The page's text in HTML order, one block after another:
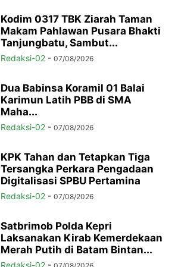
Kodim 0317 TBK Ziarah Taman
Makam Pahlawan Pusara Bhakti
Tanjungbatu, Sambut...
Redaksi-02 - 07/08/2026
Dua Babinsa Koramil 01 Balai
Karimun Latih PBB di SMA
Maha...
Redaksi-02 - 07/08/2026
KPK Tahan dan Tetapkan Tiga
Tersangka Perkara Pengadaan
Digitalisasi SPBU Pertamina
Redaksi-02 - 07/08/2026
Satbrimob Polda Kepri
Laksanakan Kirab Kemerdekaan
Merah Putih di Batam Bintan...